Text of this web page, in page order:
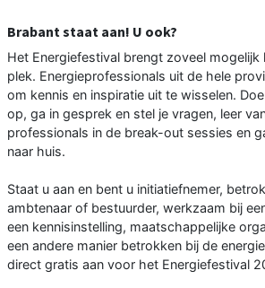
Brabant staat aan! U ook?
Het Energiefestival brengt zoveel mogelijk
plek. Energieprofessionals uit de hele
om kennis en inspiratie uit te wisselen.
op, ga in gesprek en stel je vragen, leer
professionals in de break-out sessies en
naar huis.
Staat u aan en bent u initiatiefnemer,
ambtenaar of bestuurder, werkzaam bij
een kennisinstelling, maatschappelijke
een andere manier betrokken bij de
direct gratis aan voor het Energiefestival